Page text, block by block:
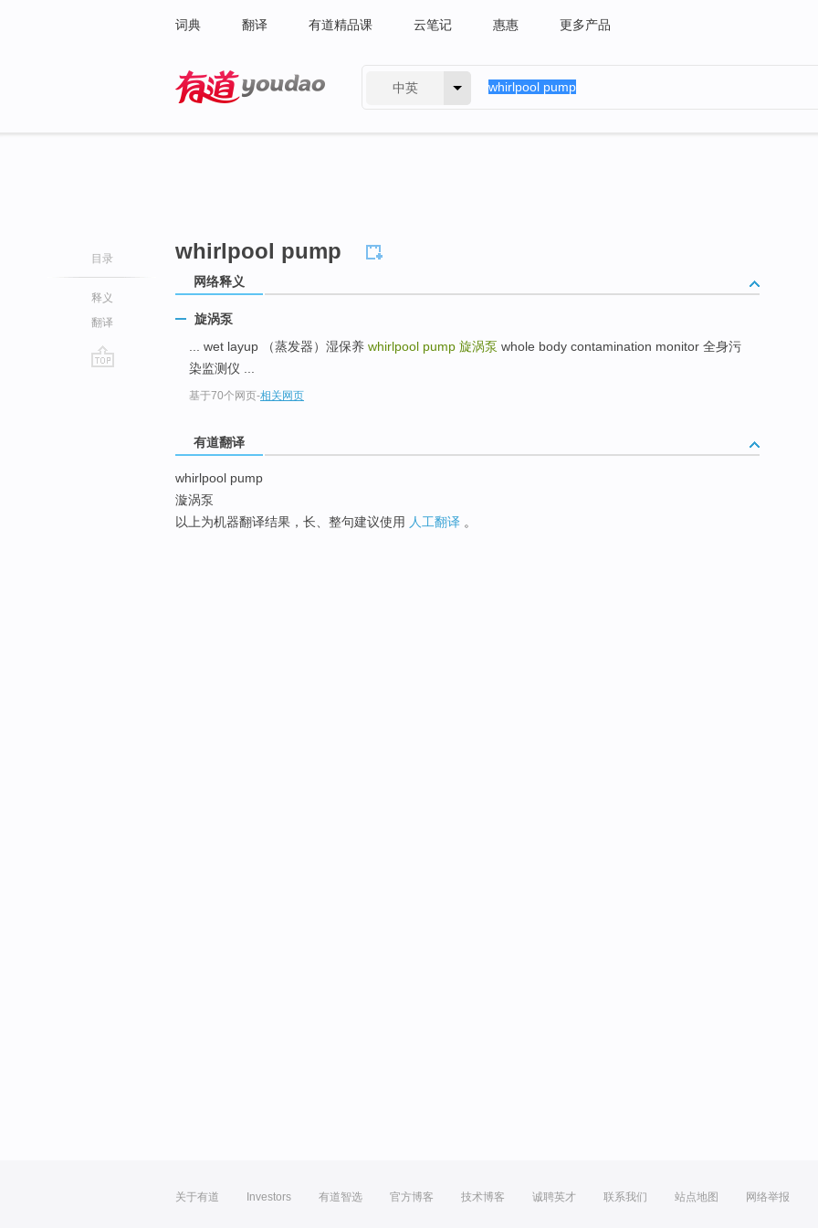
词典 翻译 有道精品课 云笔记 惠惠 更多产品
中英
目录
释义
翻译
whirlpool pump
网络释义
旋涡泵
... wet layup （蒸发器）湿保养 whirlpool pump 旋涡泵 whole body contamination monitor 全身污
染监测仪 ...
基于70个网页-相关网页
有道翻译
whirlpool pump
漩涡泵
以上为机器翻译结果，长、整句建议使用 人工翻译 。
关于有道 Investors 有道智选 官方博客 技术博客 诚聘英才 联系我们 站点地图 网络举报